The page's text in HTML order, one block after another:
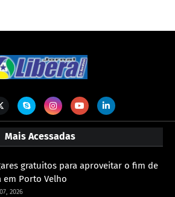
Mais Acessadas
gratuitos para aproveitar o fim de
em Porto Velho
2026